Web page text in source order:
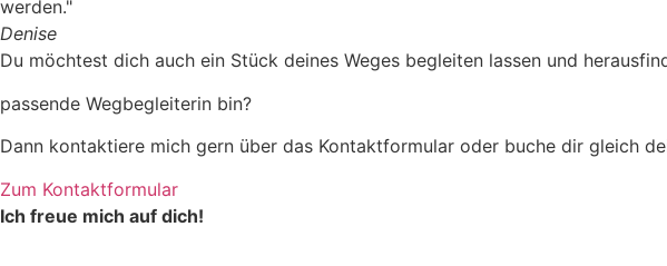
werden."
Denise
Du möchtest dich auch ein Stück deines Weges begleiten lassen und
passende Wegbegleiterin bin?
Dann kontaktiere mich gern über das Kontaktformular oder buche dir gleich
Zum Kontaktformular
Ich freue mich auf dich!